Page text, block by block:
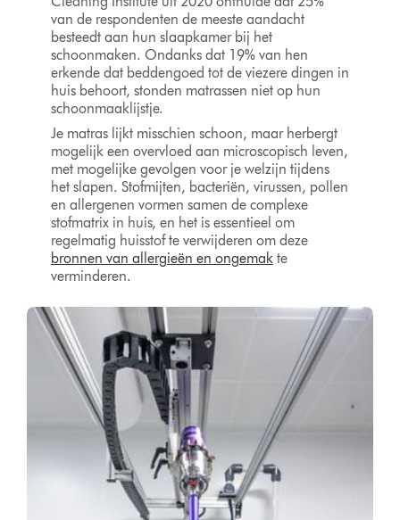
van de respondenten de meeste aandacht
besteedt aan hun slaapkamer bij het
schoonmaken. Ondanks dat 19% van hen
erkende dat beddengoed tot de viezere dingen in
huis behoort, stonden matrassen niet op hun
schoonmaaklijstje.
Je matras lijkt misschien schoon, maar herbergt
mogelijk een overvloed aan microscopisch leven,
met mogelijke gevolgen voor je welzijn tijdens
het slapen. Stofmijten, bacteriën, virussen, pollen
en allergenen vormen samen de complexe
stofmatrix in huis, en het is essentieel om
regelmatig huisstof te verwijderen om deze
bronnen van allergieën en ongemak te
verminderen.